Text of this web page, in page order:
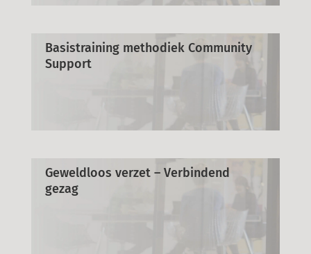
Basistraining methodiek Community
Support
Geweldloos verzet – Verbindend
gezag